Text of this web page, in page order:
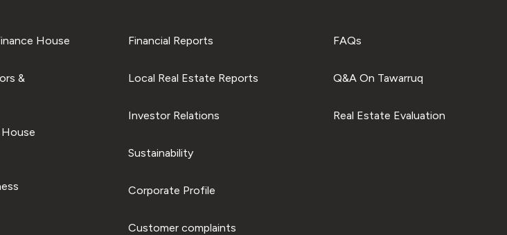
House
&
Financial Reports
Local Real Estate Reports
Investor Relations
Sustainability
Corporate Profile
Customer complaints
FAQs
Q&A On Tawarruq
Real Estate Evaluation